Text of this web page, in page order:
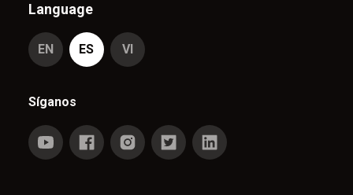
Language
EN ES VI
Síganos